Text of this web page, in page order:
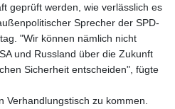
geprüft werden, wie verlässlich es
Sprecher der SPD-
"Wir können nämlich nicht
und Russland über die Zukunft
Sicherheit entscheiden", fügte
zu kommen.